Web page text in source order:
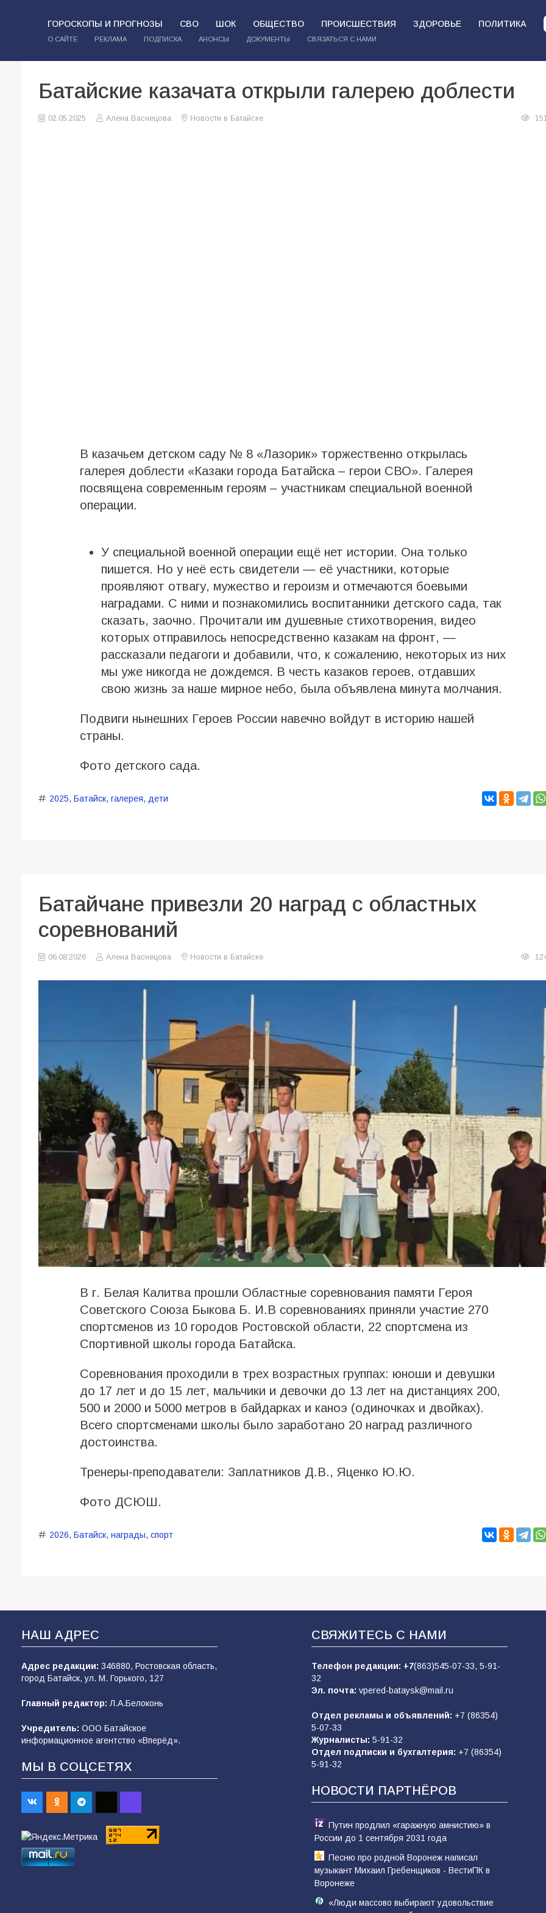
ГОРОСКОПЫ И ПРОГНОЗЫ СВО ШОК ОБЩЕСТВО ПРОИСШЕСТВИЯ ЗДОРОВЬЕ ПОЛИТИКА
О САЙТЕ РЕКЛАМА ПОДПИСКА АНОНСЫ ДОКУМЕНТЫ СВЯЗАТЬСЯ С НАМИ
Батайские казачата открыли галерею доблести
02.05.2025 Алена Васнецова Новости в Батайске
В казачьем детском саду № 8 «Лазорик» торжественно открылась
галерея доблести «Казаки города Батайска – герои СВО». Галерея
посвящена современным героям – участникам специальной военной
операции.
У специальной военной операции ещё нет истории. Она только
пишется. Но у неё есть свидетели — её участники, которые
проявляют отвагу, мужество и героизм и отмечаются боевыми
наградами. С ними и познакомились воспитанники детского сада, так
сказать, заочно. Прочитали им душевные стихотворения, видео
которых отправилось непосредственно казакам на фронт, —
рассказали педагоги и добавили, что, к сожалению, некоторых из них
мы уже никогда не дождемся. В честь казаков героев, отдавших
свою жизнь за наше мирное небо, была объявлена минута молчания.
Подвиги нынешних Героев России навечно войдут в историю нашей
страны.
Фото детского сада.
2025, Батайск, галерея, дети
Батайчане привезли 20 наград с областных
соревнований
06.08.2026 Алена Васнецова Новости в Батайске
В г. Белая Калитва прошли Областные соревнования памяти Героя
Советского Союза Быкова Б. И.В соревнованиях приняли участие 270
спортсменов из 10 городов Ростовской области, 22 спортсмена из
Спортивной школы города Батайска.
Соревнования проходили в трех возрастных группах: юноши и девушки
до 17 лет и до 15 лет, мальчики и девочки до 13 лет на дистанциях 200,
500 и 2000 и 5000 метров в байдарках и каноэ (одиночках и двойках).
Всего спортсменами школы было заработано 20 наград различного
достоинства.
Тренеры-преподаватели: Заплатников Д.В., Яценко Ю.Ю.
Фото ДСЮШ.
2026, Батайск, награды, спорт
НАШ АДРЕС
Адрес редакции: 346880, Ростовская область,
город Батайск, ул. М. Горького, 127
Главный редактор: Л.А.Белоконь
Учредитель: ООО Батайское
информационное агентство «Вперёд».
МЫ В СОЦСЕТЯХ
СВЯЖИТЕСЬ С НАМИ
Телефон редакции: +7(863)545-07-33, 5-91-
32
Эл. почта: vpered-bataysk@mail.ru
Отдел рекламы и объявлений: +7 (86354)
5-07-33
Журналисты: 5-91-32
Отдел подписки и бухгалтерия: +7 (86354)
5-91-32
НОВОСТИ ПАРТНЁРОВ
Путин продлил «гаражную амнистию» в
России до 1 сентября 2031 года
Песню про родной Воронеж написал
музыкант Михаил Гребенщиков - ВестиПК в
Воронеже
«Люди массово выбирают удовольствие